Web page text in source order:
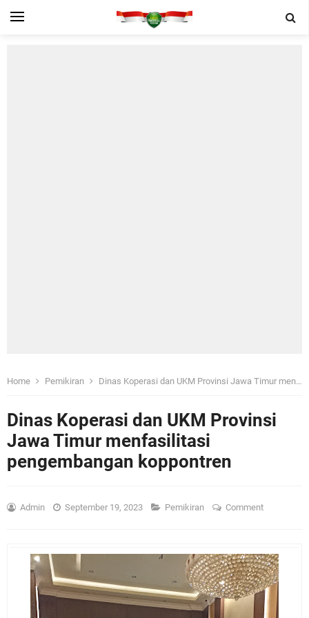
Home Pemikiran Dinas Koperasi dan UKM Provinsi Jawa Timur menfasilitasi pengembangan koppontren
Dinas Koperasi dan UKM Provinsi
Jawa Timur menfasilitasi
pengembangan koppontren
Admin September 19, 2023 Pemikiran Comment